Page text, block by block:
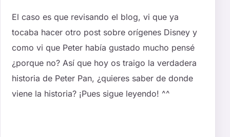
El caso es que revisando el blog, vi que ya
tocaba hacer otro post sobre orígenes Disney y
como vi que Peter había gustado mucho pensé
¿porque no? Así que hoy os traigo la verdadera
historia de Peter Pan, ¿quieres saber de donde
viene la historia? ¡Pues sigue leyendo! ^^